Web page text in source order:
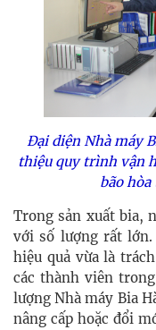
Đại diện Nhà máy
thiệu quy trình vận
bão hòa
Trong sản xuất bia,
với số lượng rất
hiệu quả vừa là
các thành viên
lượng Nhà máy Bia
nâng cấp hoặc đổi